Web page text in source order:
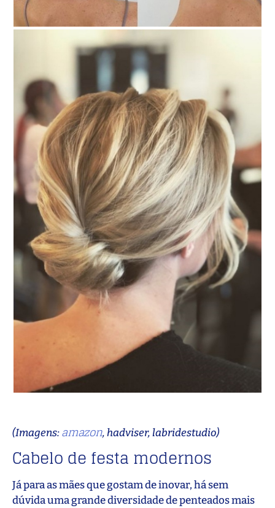
(Imagens:amazon, hadviser, labridestudio)
Cabelo de festa modernos
Já para as mães que gostam de inovar, há sem
dúvida uma grande diversidade de penteados mais